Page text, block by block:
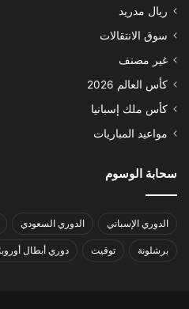
ريال مدريد
سوق الانتقالات
غير مصنف
كأس العالم 2026
كأس ملك إسبانيا
مواعيد المباريات
سحابة الوسوم
الدوري الإسباني الدوري السعودي
برشلونة توقيت دوري أبطال أوروبا